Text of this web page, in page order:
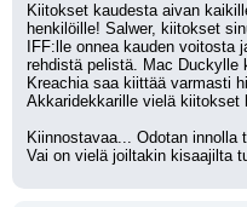
Kiitokset kaudesta aivan
henkilöille! Salwer, kiitokset
IFF:lle onnea kauden
rehdistä pelistä. Mac Duckylle
Kreachia saa kiittää varmasti
Akkaridekkarille vielä kiitokset
Kiinnostavaa... Odotan innolla
Vai on vielä joiltakin kisaajilta